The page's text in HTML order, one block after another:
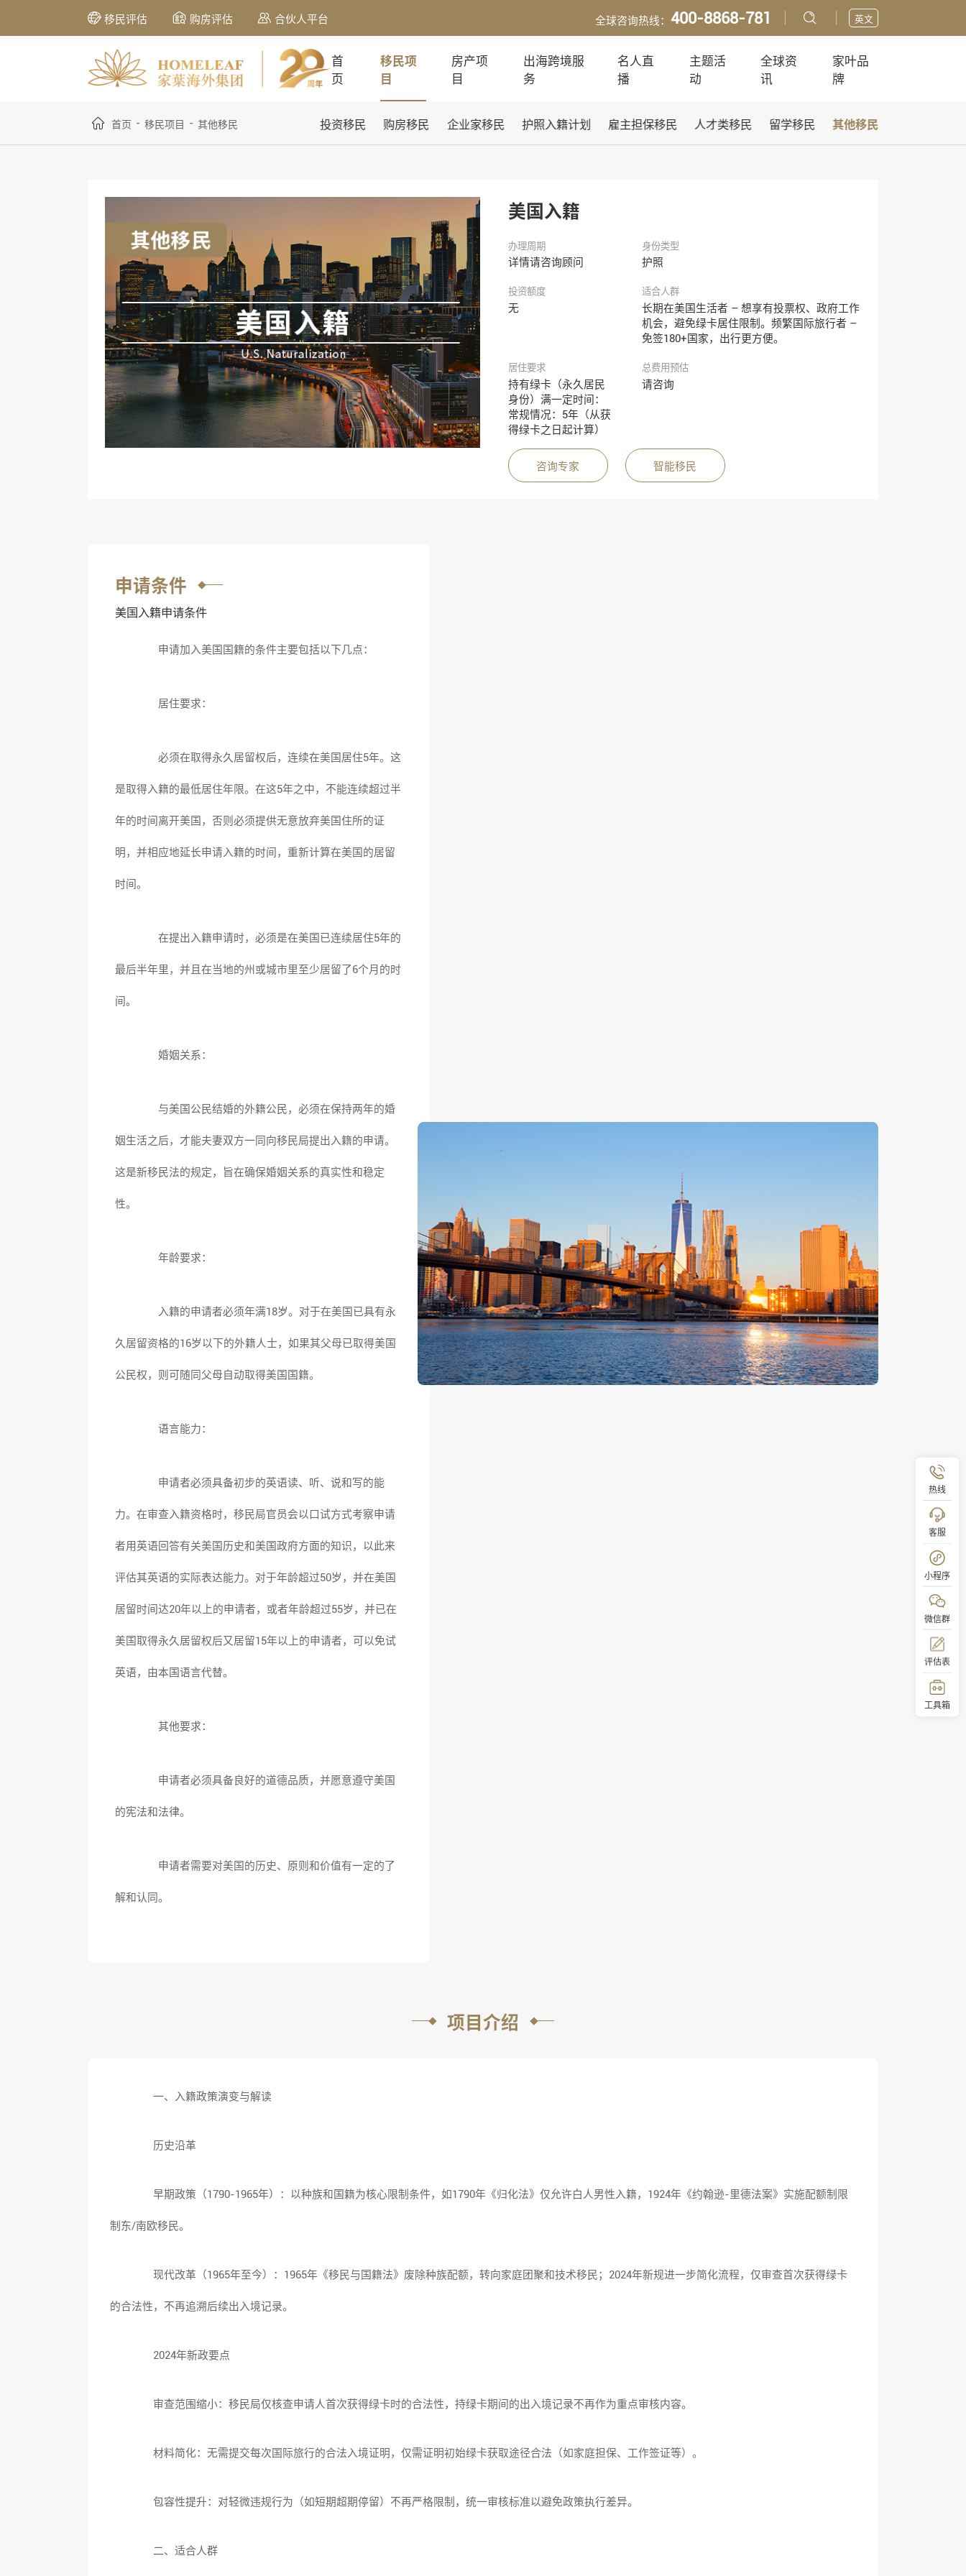
移民评估 购房评估 合伙人平台 全球咨询热线：400-8868-781 英文
首
页
移民项
目
房产项
目
出海跨境服
务
名人直
播
主题活
动
全球资
讯
家叶品
牌
投资移民 购房移民 企业家移民 护照入籍计划 雇主担保移民 人才类移民 留学移民 其他移民
首页 - 移民项目 - 其他移民
美国入籍
办理周期
详情请咨询顾问
身份类型
护照
投资额度
无
适合人群
长期在美国生活者 – 想享有投票权、政府工作
机会，避免绿卡居住限制。频繁国际旅行者 –
免签180+国家，出行更方便。
居住要求
持有绿卡（永久居民
身份）满一定时间：
常规情况：5年（从获
得绿卡之日起计算）
总费用预估
请咨询
咨询专家 智能移民
申请条件
美国入籍申请条件
申请加入美国国籍的条件主要包括以下几点：
居住要求：
必须在取得永久居留权后，连续在美国居住5年。这
是取得入籍的最低居住年限。在这5年之中，不能连续超过半
年的时间离开美国，否则必须提供无意放弃美国住所的证
明，并相应地延长申请入籍的时间，重新计算在美国的居留
时间。
在提出入籍申请时，必须是在美国已连续居住5年的
最后半年里，并且在当地的州或城市里至少居留了6个月的时
间。
婚姻关系：
与美国公民结婚的外籍公民，必须在保持两年的婚
姻生活之后，才能夫妻双方一同向移民局提出入籍的申请。
这是新移民法的规定，旨在确保婚姻关系的真实性和稳定
性。
年龄要求：
入籍的申请者必须年满18岁。对于在美国已具有永
久居留资格的16岁以下的外籍人士，如果其父母已取得美国
公民权，则可随同父母自动取得美国国籍。
语言能力：
申请者必须具备初步的英语读、听、说和写的能
力。在审查入籍资格时，移民局官员会以口试方式考察申请
者用英语回答有关美国历史和美国政府方面的知识，以此来
评估其英语的实际表达能力。对于年龄超过50岁，并在美国
居留时间达20年以上的申请者，或者年龄超过55岁，并已在
美国取得永久居留权后又居留15年以上的申请者，可以免试
英语，由本国语言代替。
其他要求：
申请者必须具备良好的道德品质，并愿意遵守美国
的宪法和法律。
申请者需要对美国的历史、原则和价值有一定的了
解和认同。
项目介绍
一、入籍政策演变与解读
历史沿革
早期政策（1790-1965年）：以种族和国籍为核心限制条件，如1790年《归化法》仅允许白人男性入籍，1924年《约翰逊-里德法案》实施配额制限
制东/南欧移民。
现代改革（1965年至今）：1965年《移民与国籍法》废除种族配额，转向家庭团聚和技术移民；2024年新规进一步简化流程，仅审查首次获得绿卡
的合法性，不再追溯后续出入境记录。
2024年新政要点
审查范围缩小：移民局仅核查申请人首次获得绿卡时的合法性，持绿卡期间的出入境记录不再作为重点审核内容。
材料简化：无需提交每次国际旅行的合法入境证明，仅需证明初始绿卡获取途径合法（如家庭担保、工作签证等）。
包容性提升：对轻微违规行为（如短期超期停留）不再严格限制，统一审核标准以避免政策执行差异。
二、适合人群
热线
客服
小程序
微信群
评估表
工具箱